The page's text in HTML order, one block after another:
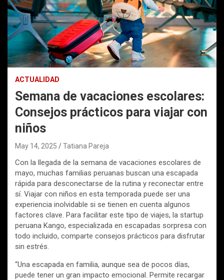
ACTUALIDAD
Semana de vacaciones escolares:
Consejos prácticos para viajar con
niños
May 14, 2025 Tatiana Pareja
Con la llegada de la semana de vacaciones escolares de
mayo, muchas familias peruanas buscan una escapada
rápida para desconectarse de la rutina y reconectar entre
sí. Viajar con niños en esta temporada puede ser una
experiencia inolvidable si se tienen en cuenta algunos
factores clave. Para facilitar este tipo de viajes, la startup
peruana Kango, especializada en escapadas sorpresa con
todo incluido, comparte consejos prácticos para disfrutar
sin estrés.
“Una escapada en familia, aunque sea de pocos días,
puede tener un gran impacto emocional. Permite recargar